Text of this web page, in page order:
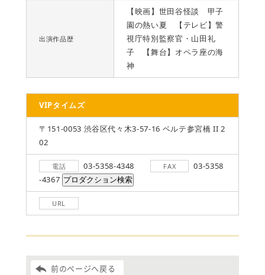
出演作品歴
【映画】世田谷怪談 甲子
園の熱い夏 【テレビ】警
視庁特別監察官・山田礼
子 【舞台】オペラ座の海
神
VIPタイムズ
〒151-0053 渋谷区代々木3-57-16 ベルテ参宮橋 II 2
02
電話 03-5358-4348 FAX
03-5358
-4367
URL
前のページへ戻る